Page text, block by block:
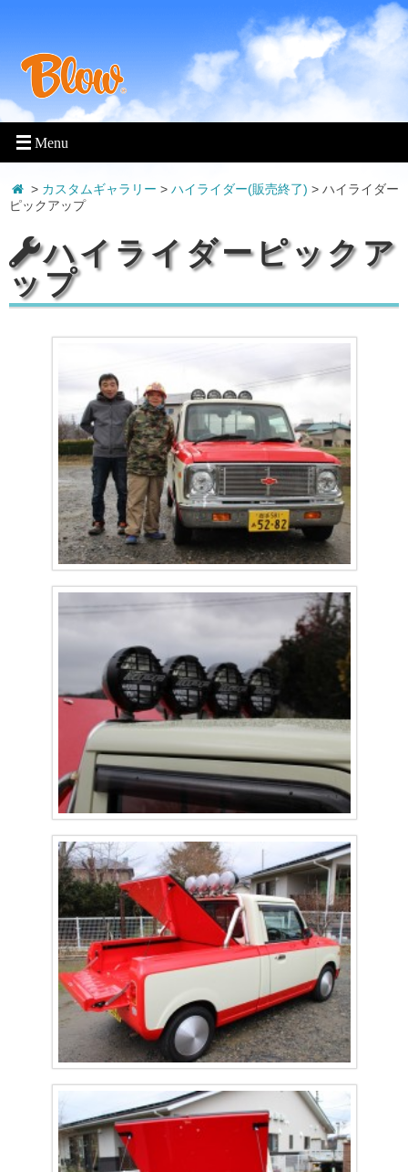
> カスタムギャラリー > ハイライダー(販売終了) > ハイライダー
ピックアップ
ハイライダーピックア
ップ